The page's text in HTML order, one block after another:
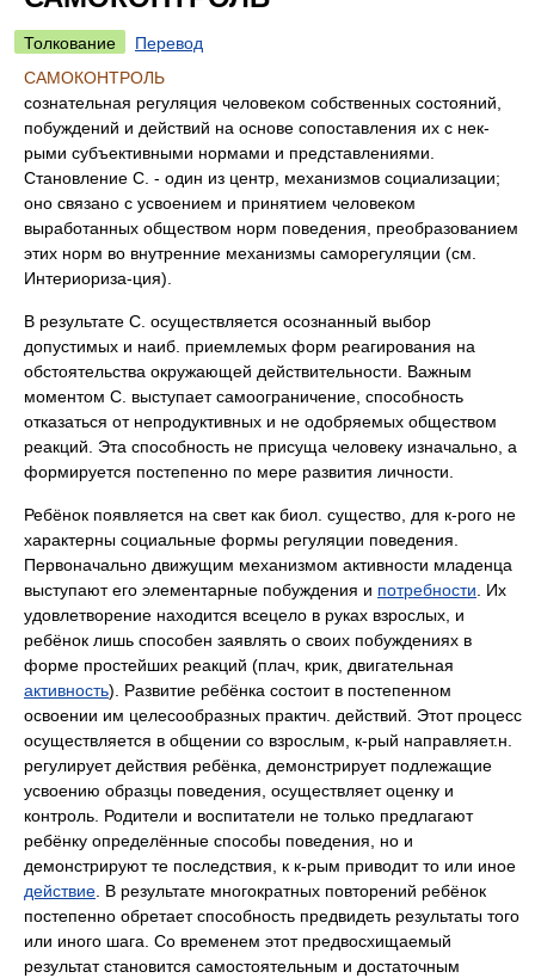
Толкование
Перевод
САМОКОНТРОЛЬ
сознательная регуляция человеком собственных состояний,
побуждений и действий на основе сопоставления их с нек-
рыми субъективными нормами и представлениями.
Становление С. - один из центр, механизмов социализации;
оно связано с усвоением и принятием человеком
выработанных обществом норм поведения, преобразованием
этих норм во внутренние механизмы саморегуляции (см.
Интериориза-ция).
В результате С. осуществляется осознанный выбор
допустимых и наиб. приемлемых форм реагирования на
обстоятельства окружающей действительности. Важным
моментом С. выступает самоограничение, способность
отказаться от непродуктивных и не одобряемых обществом
реакций. Эта способность не присуща человеку изначально, а
формируется постепенно по мере развития личности.
Ребёнок появляется на свет как биол. существо, для к-рого не
характерны социальные формы регуляции поведения.
Первоначально движущим механизмом активности младенца
выступают его элементарные побуждения и потребности . Их
удовлетворение находится всецело в руках взрослых, и
ребёнок лишь способен заявлять о своих побуждениях в
форме простейших реакций (плач, крик, двигательная
активность). Развитие ребёнка состоит в постепенном
освоении им целесообразных практич. действий. Этот процесс
осуществляется в общении со взрослым, к-рый направляет.н.
регулирует действия ребёнка, демонстрирует подлежащие
усвоению образцы поведения, осуществляет оценку и
контроль. Родители и воспитатели не только предлагают
ребёнку определённые способы поведения, но и
демонстрируют те последствия, к к-рым приводит то или иное
действие . В результате многократных повторений ребёнок
постепенно обретает способность предвидеть результаты того
или иного шага. Со временем этот предвосхищаемый
результат становится самостоятельным и достаточным